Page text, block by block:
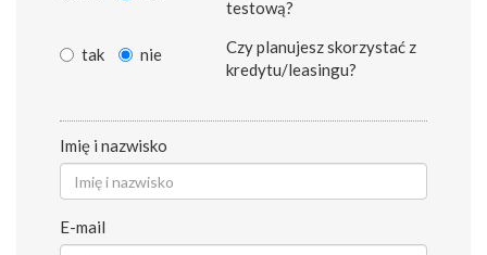
testową?
tak nie
Czy planujesz skorzystać z
kredytu/leasingu?
Imię i nazwisko
E-mail